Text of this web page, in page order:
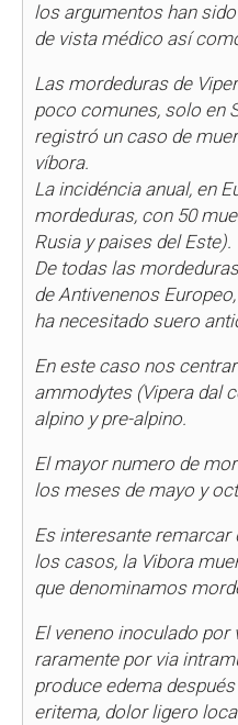
los argumentos han
de vista médico así
Las mordeduras de
poco comunes, solo en
registró un caso de
víbora.
La incidéncia anual, en
mordeduras, con 50
Rusia y paises del Este).
De todas las
de Antivenenos
ha necesitado suero
En este caso nos
ammodytes (Vipera dal
alpino y pre-alpino.
El mayor numero de
los meses de mayo y
Es interesante remarcar
los casos, la Vibora
que denominamos
El veneno inoculado por
raramente por via
produce edema
eritema, dolor ligero